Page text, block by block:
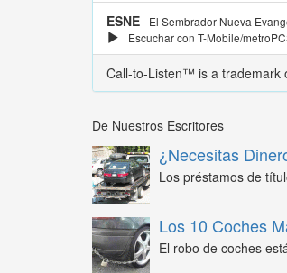
ESNE
El Sembrador Nueva
Escuchar con T-Mobile/
Call-to-Listen™ is a trademark
De Nuestros Escritores
¿Necesitas
Los préstamos de
Los 10 Coches
El robo de coches